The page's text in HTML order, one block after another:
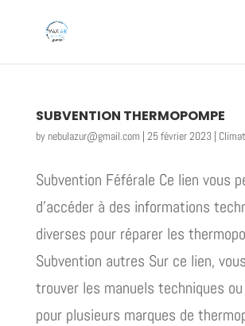
SUBVENTION THERMOPOMPE
bynebulazur@gmail.com | 25 février 2023|
Subvention Féférale Ce lien vous
d’accéder à des informations
diverses pour réparer les
Subvention autres Sur ce lien,
trouver les manuels techniques
pour plusieurs marques de